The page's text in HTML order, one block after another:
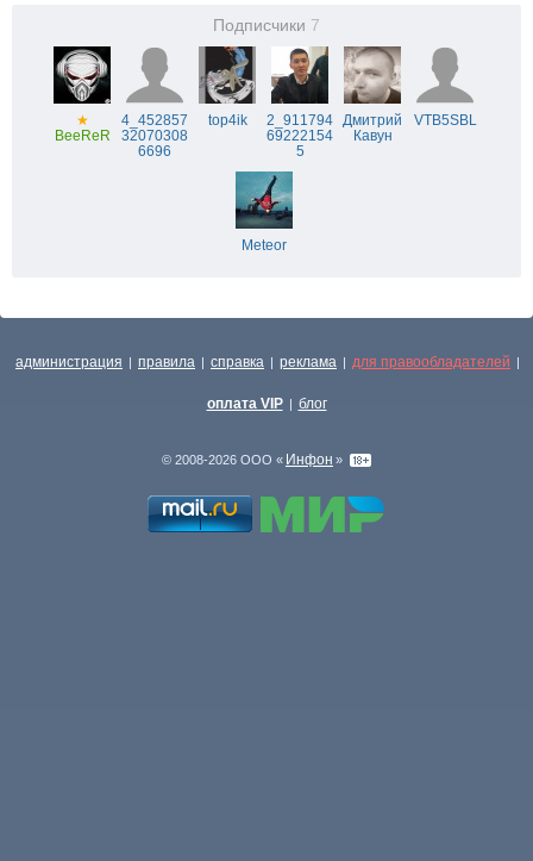
Подписчики 7
★
BeeReR
4_452857
32070308
6696
top4ik
2_911794
69222154
5
Дмитрий
Кавун
VTB5SBL
Meteor
администрация | правила | справка | реклама | для правообладателей |
оплата VIP | блог
© 2008-2026 ООО « Инфон »